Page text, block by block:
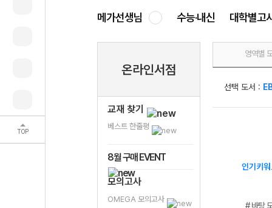
TOP
메가선생님 수능·내신 대학별고
온라인서점
교재 찾기
베스트 한줄평
8월 구매 EVENT
모의고사
OMEGA 모의고사
영역별
선택 도서 :
인기키
# 바탕